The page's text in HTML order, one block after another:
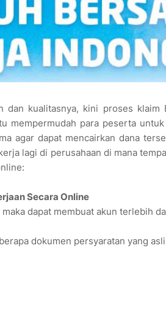
dan kualitasnya, kini proses klaim
mempermudah para peserta
agar dapat mencairkan dana
lagi di perusahaan di mana
Secara Online
dapat membuat akun terlebih
dokumen persyaratan yang